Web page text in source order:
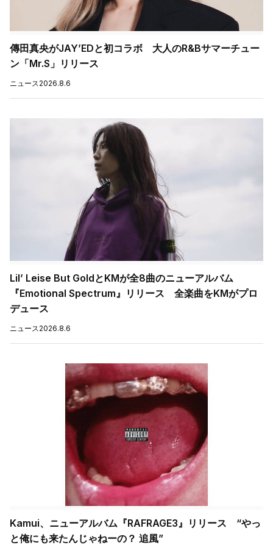
傳田真央がJAY’EDと初コラボ 大人のR&Bサマーチュー
ン「Mr.S」リリース
ニュース 2026.8.6
Lil’ Leise But GoldとKMが全8曲のニューアルバム
『Emotional Spectrum』リリース 全楽曲をKMがプロ
デュース
ニュース 2026.8.6
Kamui、ニューアルバム『RAFRAGE3』リリース “やっ
と俺にも来たんじゃねーの？ 追風”